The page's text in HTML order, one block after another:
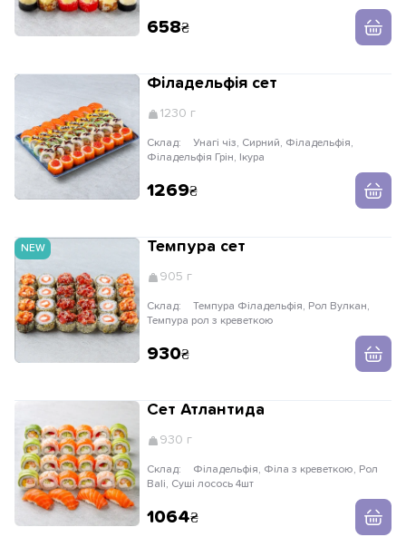
658
Філадельфія сет
1230 г
Склад:
Філадельфія Грін, Ікура
1269
NEW Темпура сет
905 г
Склад:
Темпура рол з креветкою
930
Сет Атлантида
930 г
Склад:
Bali, Суші лосось 4шт
1064